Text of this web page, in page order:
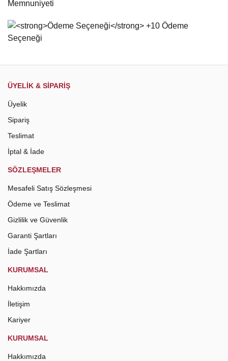
ÜYELİK & SİPARİŞ
Üyelik
Sipariş
Teslimat
İptal & İade
SÖZLEŞMELER
Mesafeli Satış Sözleşmesi
Ödeme ve Teslimat
Gizlilik ve Güvenlik
Garanti Şartları
İade Şartları
KURUMSAL
Hakkımızda
İletişim
Kariyer
KURUMSAL
Hakkımızda